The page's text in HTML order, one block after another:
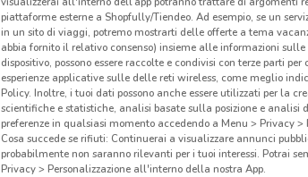
piattaforme esterne a Shopfully/Tiendeo. Ad esempio, se un
in un sito di viaggi, potremo mostrarti delle offerte a tema
abbia fornito il relativo consenso) insieme alle informazioni
dispositivo, possono essere raccolte e condivisi con terze parti
esperienze applicative sulle delle reti wireless, come meglio
Policy. Inoltre, i tuoi dati possono anche essere utilizzati per la
scientifiche e statistiche, analisi basate sulla posizione e analisi
preferenze in qualsiasi momento accedendo a Menu > Privacy
Cosa succede se rifiuti: Continuerai a visualizzare annunci
probabilmente non saranno rilevanti per i tuoi interessi. Potrai
Privacy > Personalizzazione all'interno della nostra App.